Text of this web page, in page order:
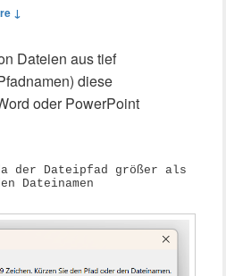
↓
Dateien aus tief
diese
oder PowerPoint
der Dateipfad größer als
Dateinamen